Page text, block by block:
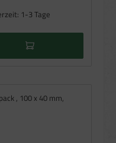
1-3 Tage
benutze die Schaltflächen um die Anzahl zu